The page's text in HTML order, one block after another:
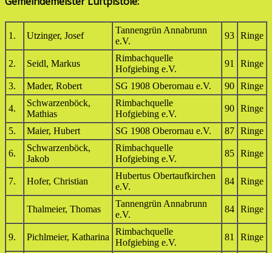
1. Utzinger, Josef
Tannengrün Annabrunn
e.V.
93 Ringe
2. Seidl, Markus
Rimbachquelle
Hofgiebing e.V.
91 Ringe
3. Mader, Robert SG 1908 Oberornau e.V. 90 Ringe
4.
Schwarzenböck,
Mathias
Rimbachquelle
Hofgiebing e.V.
90 Ringe
5. Maier, Hubert SG 1908 Oberornau e.V. 87 Ringe
6.
Schwarzenböck,
Jakob
Rimbachquelle
Hofgiebing e.V.
85 Ringe
7. Hofer, Christian
Hubertus Obertaufkirchen
e.V.
84 Ringe
Thalmeier, Thomas
Tannengrün Annabrunn
e.V.
84 Ringe
9. Pichlmeier, Katharina
Rimbachquelle
Hofgiebing e.V.
81 Ringe